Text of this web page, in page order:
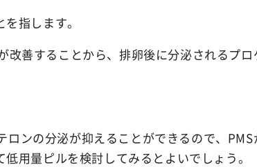
Ibiza Body
指します。
善することから、排卵後に分泌されるプ
ンの分泌が抑えることができるので、PMS
用量ピルを検討してみるとよいでしょう。